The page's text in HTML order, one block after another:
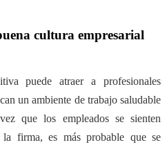
cultura empresarial
puedeatraer a profesionales
un ambiente de trabajo saludable
que los empleados se sienten
firma, es más probable que se